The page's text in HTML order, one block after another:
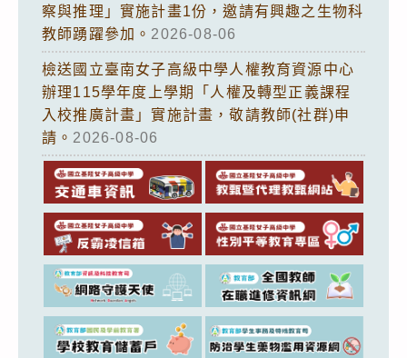
察與推理」實施計畫1份，邀請有興趣之生物科
教師踴躍參加。 2026-08-06
檢送國立臺南女子高級中學人權教育資源中心
辦理115學年度上學期「人權及轉型正義課程
入校推廣計畫」實施計畫，敬請教師(社群)申
請。 2026-08-06